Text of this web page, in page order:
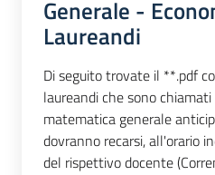
Generale -
Laureandi
Di seguito trovate il **.pdf
laureandi che sono
matematica generale
dovranno recarsi, all'orario
del rispettivo docente